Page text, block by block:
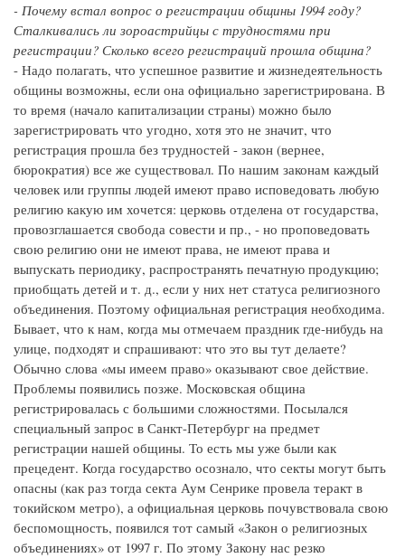
- Почему встал вопрос о регистрации общины 1994 году?
Сталкивались ли зороастрийцы с трудностями при
регистрации? Сколько всего регистраций прошла община?
- Надо полагать, что успешное развитие и жизнедеятельность
общины возможны, если она официально зарегистрирована. В
то время (начало капитализации страны) можно было
зарегистрировать что угодно, хотя это не значит, что
регистрация прошла без трудностей - закон (вернее,
бюрократия) все же существовал. По нашим законам каждый
человек или группы людей имеют право исповедовать любую
религию какую им хочется: церковь отделена от государства,
провозглашается свобода совести и пр., - но проповедовать
свою религию они не имеют права, не имеют права и
выпускать периодику, распространять печатную продукцию;
приобщать детей и т. д., если у них нет статуса религиозного
объединения. Поэтому официальная регистрация необходима.
Бывает, что к нам, когда мы отмечаем праздник где-нибудь на
улице, подходят и спрашивают: что это вы тут делаете?
Обычно слова «мы имеем право» оказывают свое действие.
Проблемы появились позже. Московская община
регистрировалась с большими сложностями. Посылался
специальный запрос в Санкт-Петербург на предмет
регистрации нашей общины. То есть мы уже были как
прецедент. Когда государство осознало, что секты могут быть
опасны (как раз тогда секта Аум Сенрике провела теракт в
токийском метро), а официальная церковь почувствовала свою
беспомощность, появился тот самый «Закон о религиозных
объединениях» от 1997 г. По этому Закону нас резко